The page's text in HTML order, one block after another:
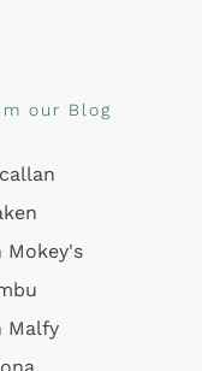
our Blog
Mokey's
Malfy